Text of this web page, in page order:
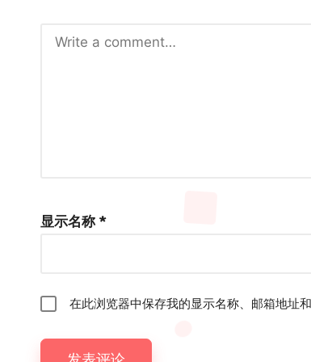
显示名称 *
在此浏览器中保存我的显示名称、邮箱地址